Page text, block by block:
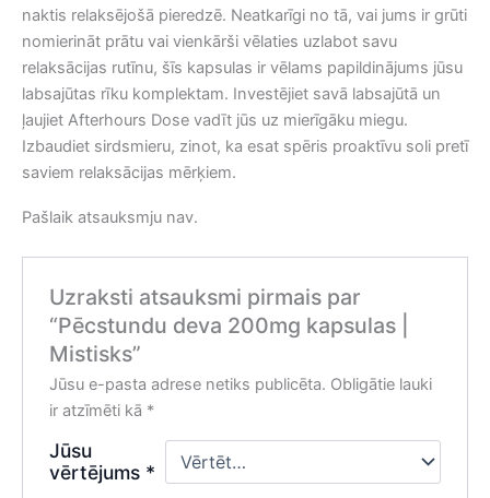
naktis relaksējošā pieredzē. Neatkarīgi no tā, vai jums ir grūti
nomierināt prātu vai vienkārši vēlaties uzlabot savu
relaksācijas rutīnu, šīs kapsulas ir vēlams papildinājums jūsu
labsajūtas rīku komplektam. Investējiet savā labsajūtā un
ļaujiet Afterhours Dose vadīt jūs uz mierīgāku miegu.
Izbaudiet sirdsmieru, zinot, ka esat spēris proaktīvu soli pretī
saviem relaksācijas mērķiem.
Pašlaik atsauksmju nav.
Uzraksti atsauksmi pirmais par
“Pēcstundu deva 200mg kapsulas |
Mistisks”
Jūsu e-pasta adrese netiks publicēta. Obligātie lauki
ir atzīmēti kā *
Jūsu
vērtējums *